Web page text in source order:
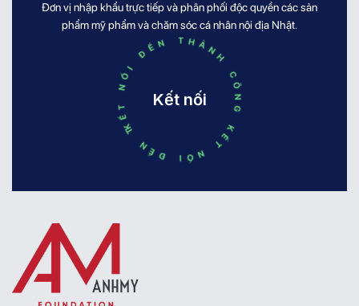
Đơn vị nhập khẩu trực tiếp và phân phối độc quyền các sản
phẩm mỹ phẩm và chăm sóc cá nhân nội địa Nhật.
KẾT NỐI ĐẾN THÀNH CÔNG KẾT NỐI ĐẾN THÀNH CÔNG
Kết nối